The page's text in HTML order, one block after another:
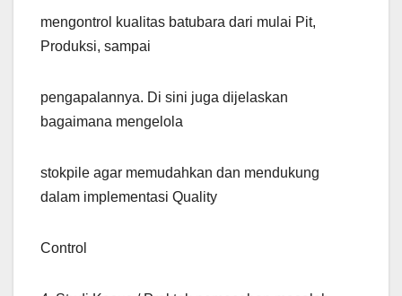
mengontrol kualitas batubara dari mulai Pit,
Produksi, sampai
pengapalannya. Di sini juga dijelaskan
bagaimana mengelola
stokpile agar memudahkan dan mendukung
dalam implementasi Quality
Control